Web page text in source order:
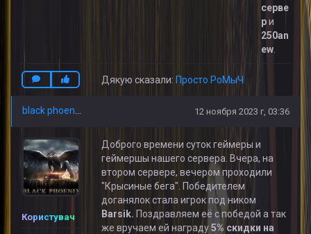
серве
ри
250an
ew
Дякую сказали: Просто РоМыЧ
12 ноября 2023 г, 03:36
Користувач
Доброго времени суток геймеры и
геймершы нашего сервера. Вчера, на
втором сервере, вечером проходили
"Крысиные бега". Победителем
доганялок стала игрок под ником
Barsik. Поздравляем её с победой а так
же вручаем ей награду5% скидки на